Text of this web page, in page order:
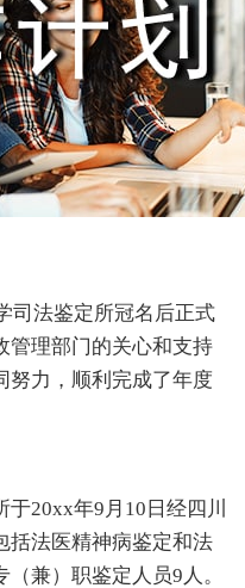
法鉴定所冠名后正式
管理部门的关心和支持
努力，顺利完成了年度
20xx年9月10日经四川
括法医精神病鉴定和法
兼）职鉴定人员9人。